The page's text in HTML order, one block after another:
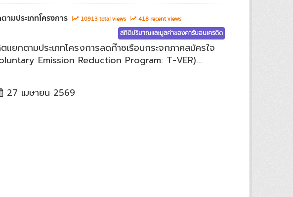
มประเภทโครงการ 10913 total views 418 recent views
สถิติปริมาณและมูลค่าของคาร์บอนเครดิต
ยกตามประเภทโครงการลดก๊าซเรือนกระจกภาคสมัครใจ
Emission Reduction Program: T-VER)...
27 เมษายน 2569